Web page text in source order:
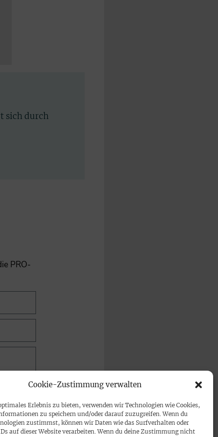
Cookie-Zustimmung verwalten
Erlebnis zu bieten, verwenden wir Technologien wie Cookies,
zu speichern und/oder darauf zuzugreifen. Wenn du
zustimmst, können wir Daten wie das Surfverhalten oder
auf dieser Website verarbeiten. Wenn du deine Zustimmung nicht
sich durch
PRO-